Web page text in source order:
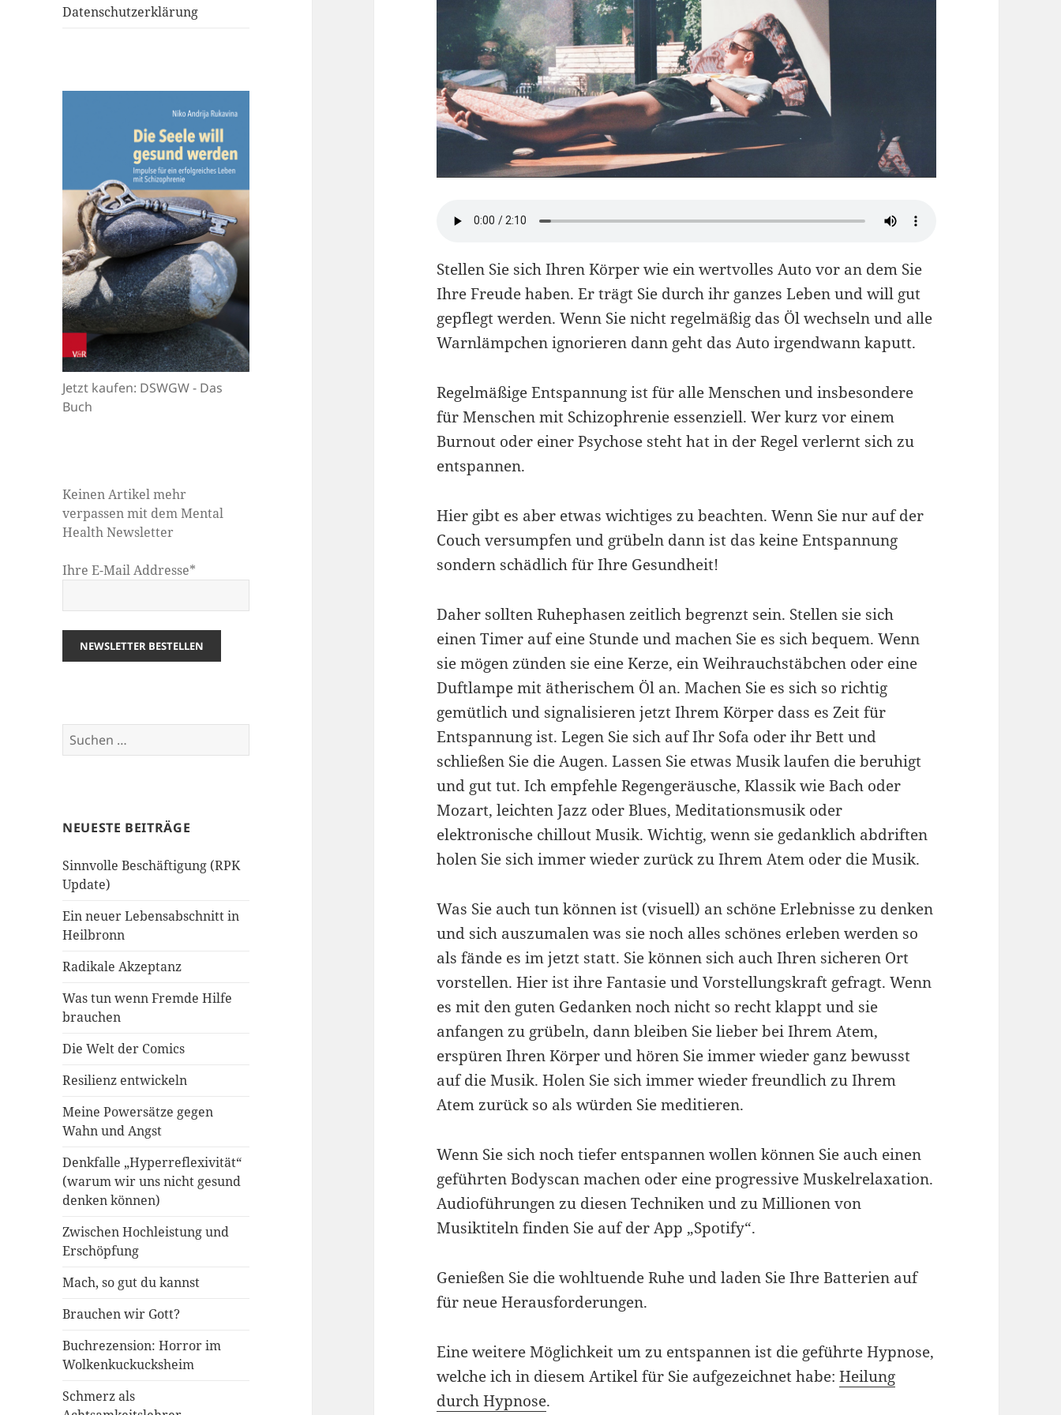
Datenschutzerklärung
Jetzt kaufen: DSWGW - Das
Buch
Keinen Artikel mehr
verpassen mit dem Mental
Health Newsletter
Ihre E-Mail Addresse*
Suchen
nach:
NEUESTE BEITRÄGE
Sinnvolle Beschäftigung (RPK
Update)
Ein neuer Lebensabschnitt in
Heilbronn
Radikale Akzeptanz
Was tun wenn Fremde Hilfe
brauchen
Die Welt der Comics
Resilienz entwickeln
Meine Powersätze gegen
Wahn und Angst
Denkfalle „Hyperreflexivität“
(warum wir uns nicht gesund
denken können)
Zwischen Hochleistung und
Erschöpfung
Mach, so gut du kannst
Brauchen wir Gott?
Buchrezension: Horror im
Wolkenkuckucksheim
Schmerz als
Stellen Sie sich Ihren Körper wie ein wertvolles Auto vor an dem Sie
Ihre Freude haben. Er trägt Sie durch ihr ganzes Leben und will gut
gepflegt werden. Wenn Sie nicht regelmäßig das Öl wechseln und alle
Warnlämpchen ignorieren dann geht das Auto irgendwann kaputt.
Regelmäßige Entspannung ist für alle Menschen und insbesondere
für Menschen mit Schizophrenie essenziell. Wer kurz vor einem
Burnout oder einer Psychose steht hat in der Regel verlernt sich zu
entspannen.
Hier gibt es aber etwas wichtiges zu beachten. Wenn Sie nur auf der
Couch versumpfen und grübeln dann ist das keine Entspannung
sondern schädlich für Ihre Gesundheit!
Daher sollten Ruhephasen zeitlich begrenzt sein. Stellen sie sich
einen Timer auf eine Stunde und machen Sie es sich bequem. Wenn
sie mögen zünden sie eine Kerze, ein Weihrauchstäbchen oder eine
Duftlampe mit ätherischem Öl an. Machen Sie es sich so richtig
gemütlich und signalisieren jetzt Ihrem Körper dass es Zeit für
Entspannung ist. Legen Sie sich auf Ihr Sofa oder ihr Bett und
schließen Sie die Augen. Lassen Sie etwas Musik laufen die beruhigt
und gut tut. Ich empfehle Regengeräusche, Klassik wie Bach oder
Mozart, leichten Jazz oder Blues, Meditationsmusik oder
elektronische chillout Musik. Wichtig, wenn sie gedanklich abdriften
holen Sie sich immer wieder zurück zu Ihrem Atem oder die Musik.
Was Sie auch tun können ist (visuell) an schöne Erlebnisse zu denken
und sich auszumalen was sie noch alles schönes erleben werden so
als fände es im jetzt statt. Sie können sich auch Ihren sicheren Ort
vorstellen. Hier ist ihre Fantasie und Vorstellungskraft gefragt. Wenn
es mit den guten Gedanken noch nicht so recht klappt und sie
anfangen zu grübeln, dann bleiben Sie lieber bei Ihrem Atem,
erspüren Ihren Körper und hören Sie immer wieder ganz bewusst
auf die Musik. Holen Sie sich immer wieder freundlich zu Ihrem
Atem zurück so als würden Sie meditieren.
Wenn Sie sich noch tiefer entspannen wollen können Sie auch einen
geführten Bodyscan machen oder eine progressive Muskelrelaxation.
Audioführungen zu diesen Techniken und zu Millionen von
Musiktiteln finden Sie auf der App „Spotify“.
Genießen Sie die wohltuende Ruhe und laden Sie Ihre Batterien auf
für neue Herausforderungen.
Eine weitere Möglichkeit um zu entspannen ist die geführte Hypnose,
welche ich in diesem Artikel für Sie aufgezeichnet habe:Heilung
durch Hypnose.